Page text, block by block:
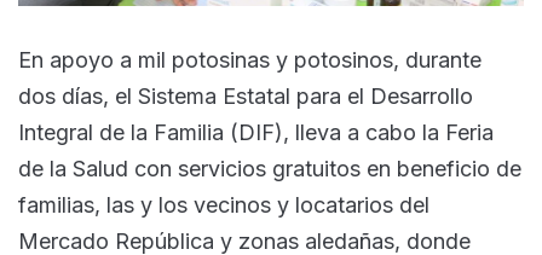
En apoyo a mil potosinas y potosinos, durante
dos días, el Sistema Estatal para el Desarrollo
Integral de la Familia (DIF), lleva a cabo la Feria
de la Salud con servicios gratuitos en beneficio de
familias, las y los vecinos y locatarios del
Mercado República y zonas aledañas, donde